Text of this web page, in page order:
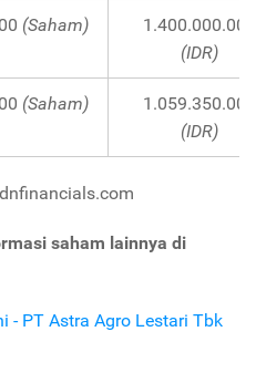
(Saham)
1.400.000.000
(IDR)
(Saham)
1.059.350.000
(IDR)
saham lainnya di
- PT Astra Agro Lestari Tbk